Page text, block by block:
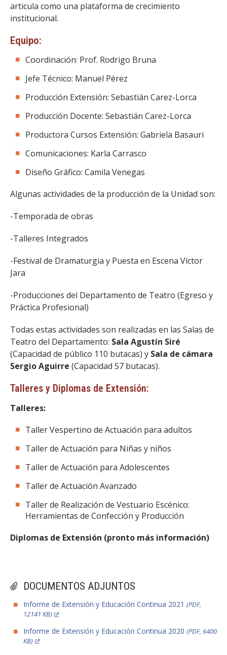
DOCUMENTOS ADJUNTOS
Informe de Extensión y Educación Continua 2021 (PDF,
12141 KB)
Informe de Extensión y Educación Continua 2020 (PDF, 6400
KB)
articula como una plataforma de crecimiento
institucional.
Equipo:
Coordinación: Prof. Rodrigo Bruna
Jefe Técnico: Manuel Pérez
Producción Extensión: Sebastián Carez-Lorca
Producción Docente: Sebastián Carez-Lorca
Productora Cursos Extensión: Gabriela Basauri
Comunicaciones: Karla Carrasco
Diseño Gráfico: Camila Venegas
Algunas actividades de la producción de la Unidad son:
-Temporada de obras
-Talleres Integrados
-Festival de Dramaturgia y Puesta en Escena Víctor
Jara
-Producciones del Departamento de Teatro (Egreso y
Práctica Profesional)
Todas estas actividades son realizadas en las Salas de
Teatro del Departamento: Sala Agustín Siré
(Capacidad de público 110 butacas) y Sala de cámara
Sergio Aguirre (Capacidad 57 butacas).
Talleres y Diplomas de Extensión:
Talleres:
Taller Vespertino de Actuación para adultos
Taller de Actuación para Niñas y niños
Taller de Actuación para Adolescentes
Taller de Actuación Avanzado
Taller de Realización de Vestuario Escénico:
Herramientas de Confección y Producción
Diplomas de Extensión (pronto más información)